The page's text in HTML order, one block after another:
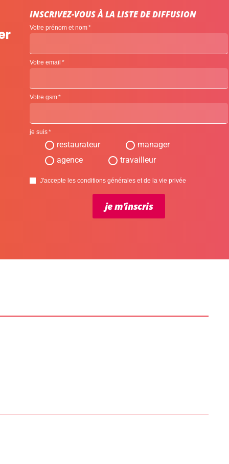
INSCRIVEZ-VOUS À LA LISTE DE DIFFUSION
Votre prénom et nom
Votre email
Votre gsm
je suis
restaurateur
manager
agence
travailleur
J'accepte les conditions générales et de la vie privée
je m'inscris